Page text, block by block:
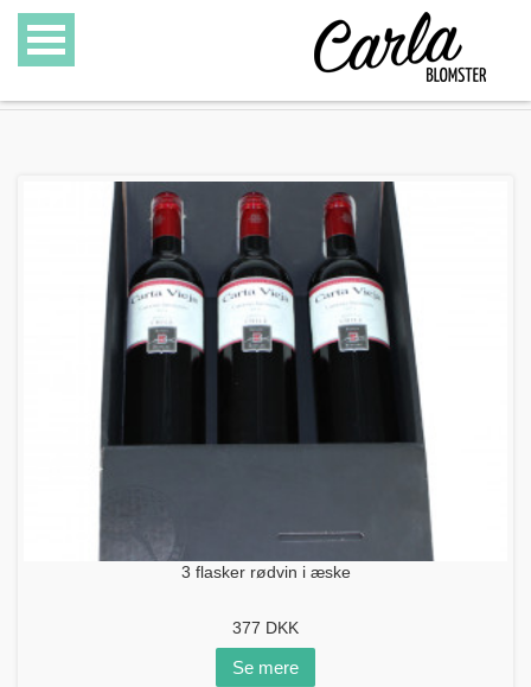
SPECIALITETER
GAVEKURVE
GAVEKORT
GALLERI
3 flasker rødvin i æske
377 DKK
Se mere